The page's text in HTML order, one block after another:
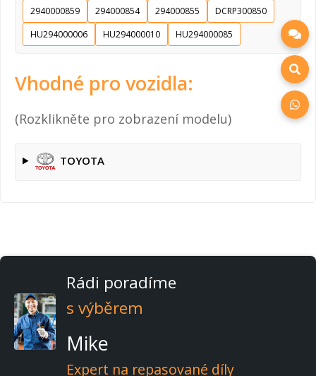
2940000859
294000854 294000855
DCRP300850
HU294000006
HU294000010 HU294000085
Vhodné pro vozidla:
(Rozklikněte pro zobrazení modelu)
TOYOTA
Rádi poradíme
s výběrem
Mike
Expert na repasované díly